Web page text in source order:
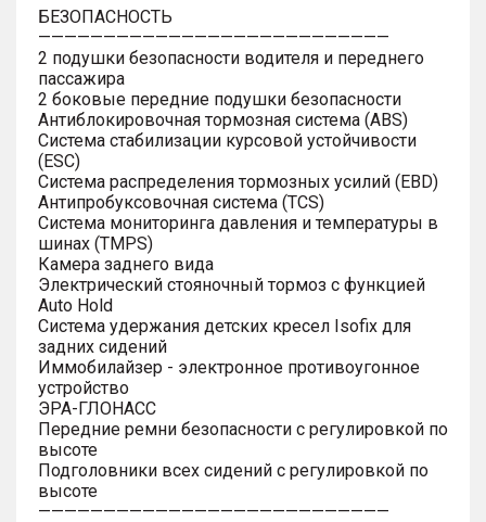
БЕЗОПАСНОСТЬ
———————————————————————————
2 подушки безопасности водителя и переднего
пассажира
2 боковые передние подушки безопасности
Антиблокировочная тормозная система (ABS)
Система стабилизации курсовой устойчивости
(ESC)
Система распределения тормозных усилий (EBD)
Антипробуксовочная система (TCS)
Система мониторинга давления и температуры в
шинах (TMPS)
Камера заднего вида
Электрический стояночный тормоз с функцией
Auto Hold
Система удержания детских кресел Isofix для
задних сидений
Иммобилайзер - электронное противоугонное
устройство
ЭРА-ГЛОНАСС
Передние ремни безопасности с регулировкой по
высоте
Подголовники всех сидений с регулировкой по
высоте
———————————————————————————